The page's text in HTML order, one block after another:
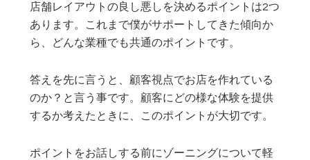
店舗レイアウトの良し悪しを決めるポイントは2つ
あります。これまで僕がサポートしてきた傾向か
ら、どんな業種でも共通のポイントです。
答えを先に言うと、顧客視点でお店を作れている
のか？と言う事です。顧客にどの様な体験を提供
するか考えたときに、このポイントが大切です。
ポイントをお話しする前にゾーニングについて軽